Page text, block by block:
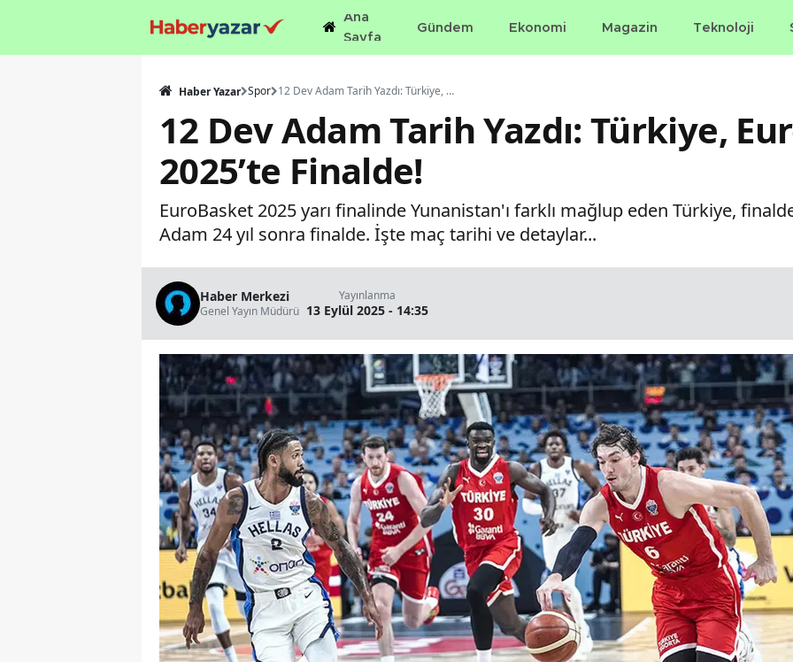
Ana
Sayfa
Gündem Ekonomi Magazin Teknoloji
Haber Yazar Spor 12 Dev Adam Tarih Yazdı: Türkiye, EuroBasket 2025’te Finalde!
12 Dev Adam Tarih Yazdı: Türkiye,
2025’te Finalde!
EuroBasket 2025 yarı finalinde Yunanistan'ı farklı mağlup eden Türkiye,
Adam 24 yıl sonra finalde. İşte maç tarihi ve detaylar...
Haber Merkezi
Genel Yayın Müdürü
Yayınlanma
13 Eylül 2025 - 14:35